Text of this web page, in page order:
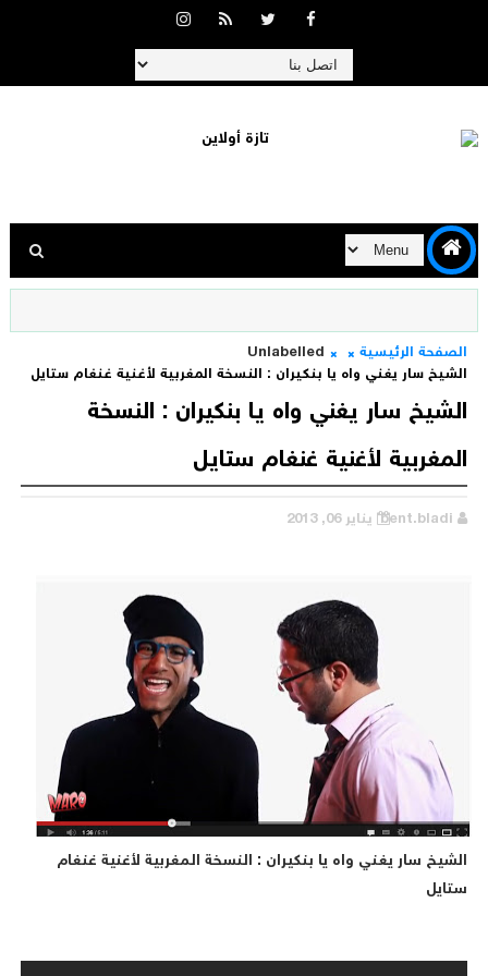
الصفحة الرئيسية
Unlabelled
الشيخ سار يغني واه يا بنكيران : النسخة المغربية لأغنية غنغام ستايل
الشيخ سار يغني واه يا بنكيران : النسخة
المغربية لأغنية غنغام ستايل
bent.bladi يناير 06, 2013
الشيخ سار يغني واه يا بنكيران : النسخة المغربية لأغنية غنغام
ستايل